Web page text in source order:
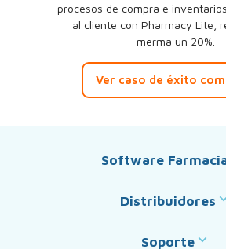
procesos de compra e
al cliente con Pharmacy Lite,
merma un 20%.
Ver caso de éxito
Software
Distribuidores
Soporte